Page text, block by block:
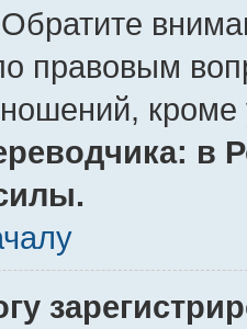
правовым
в